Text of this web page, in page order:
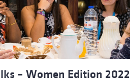
– Women Edition 2022